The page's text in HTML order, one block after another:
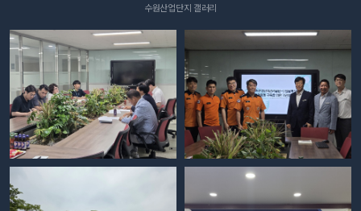
수원산업단지 갤러리